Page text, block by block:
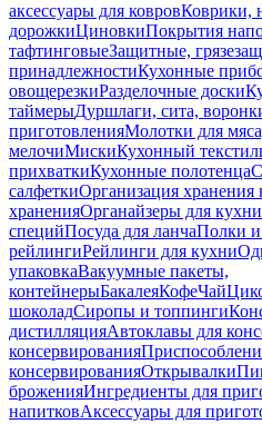
аксессуары для ковровКоврики,
дорожкиЦиновкиПокрытия
тафтинговыеЗащитные,
принадлежностиКухонные
овощерезкиРазделочные доски
таймерыДуршлаги, сита,
приготовленияМолотки для
мелочиМискиКухонный
прихваткиКухонные полотенца
салфеткиОрганизация хранения
храненияОрганайзеры для кухни
специйПосуда для ланчаПолки и
рейлингиРейлинги для кухни
упаковкаВакуумные пакеты,
контейнерыБакалеяКофеЧай
шоколадСиропы и топпинги
дистилляцияАвтоклавы для
консервирования
консервированияОткрывалки
броженияИнгредиенты для
напитковАксессуары для